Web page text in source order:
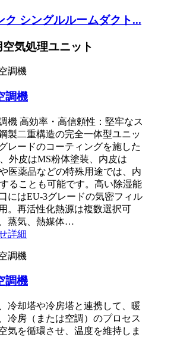
ク シングルルームダクト...
気処理ユニット
調機
機 高効率・高信頼性：堅牢なス
製二重構造の完全一体型ユニッ
レードのコーティングを施した
外皮はMS粉体塗装、内皮は
医薬品などの特殊用途では、内
ることも可能です。高い除湿能
にはEU-3グレードの気密フィル
。再活性化熱源は複数選択可
蒸気、熱媒体…
詳細
調機
冷却塔や冷房塔と連携して、暖
冷房（または空調）のプロセス
気を循環させ、温度を維持しま